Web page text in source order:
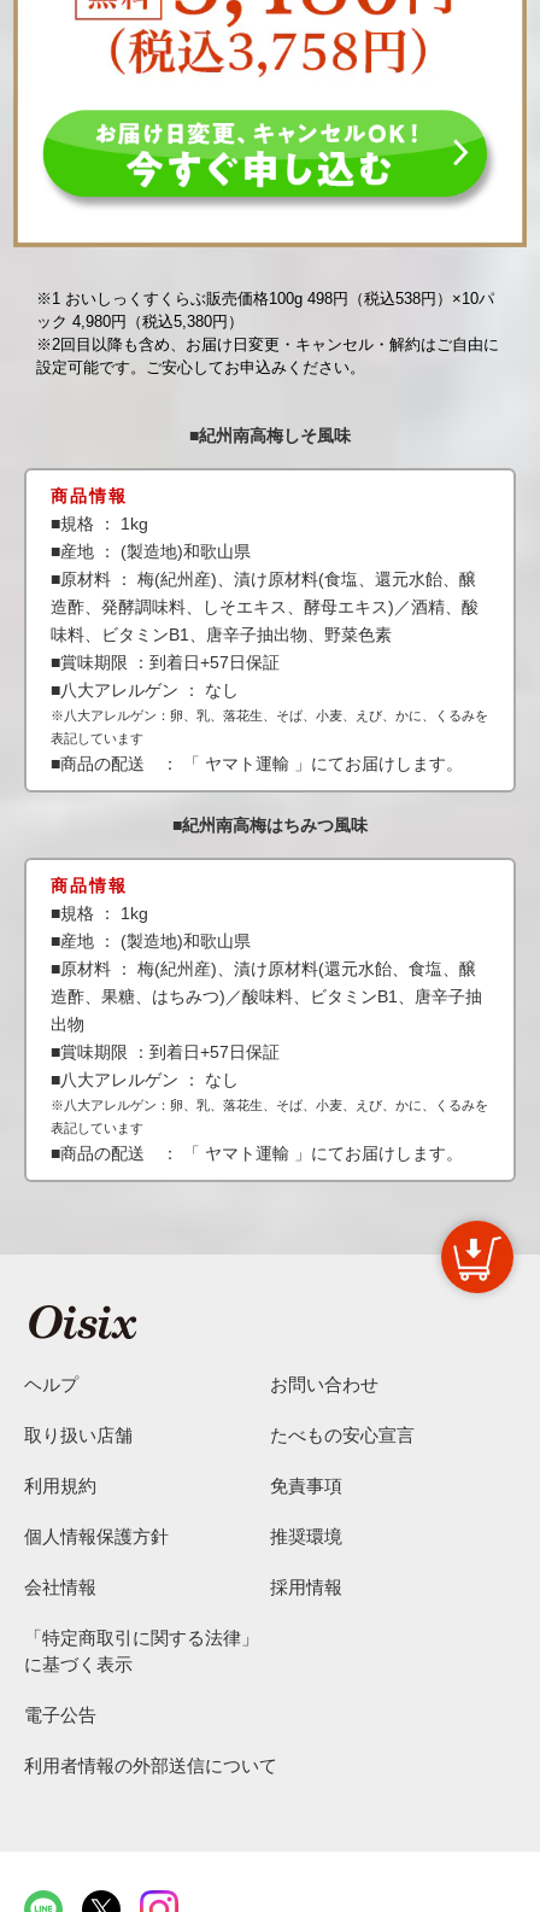
※1 おいしっくすくらぶ販売価格100g 498円（税込538円）×10パ
ック 4,980円（税込5,380円）
※2回目以降も含め、お届け日変更・キャンセル・解約はご自由に
設定可能です。ご安心してお申込みください。
■紀州南高梅しそ風味
商品情報
■規格 ： 1kg
■産地 ： (製造地)和歌山県
■原材料 ： 梅(紀州産)、漬け原材料(食塩、還元水飴、醸
造酢、発酵調味料、しそエキス、酵母エキス)／酒精、酸
味料、ビタミンB1、唐辛子抽出物、野菜色素
■賞味期限 ：到着日+57日保証
■八大アレルゲン ： なし
※八大アレルゲン：卵、乳、落花生、そば、小麦、えび、かに、くるみを
表記しています
■商品の配送 ： 「 ヤマト運輸 」にてお届けします。
■紀州南高梅はちみつ風味
商品情報
■規格 ： 1kg
■産地 ： (製造地)和歌山県
■原材料 ： 梅(紀州産)、漬け原材料(還元水飴、食塩、醸
造酢、果糖、はちみつ)／酸味料、ビタミンB1、唐辛子抽
出物
■賞味期限 ：到着日+57日保証
■八大アレルゲン ： なし
※八大アレルゲン：卵、乳、落花生、そば、小麦、えび、かに、くるみを
表記しています
■商品の配送 ： 「 ヤマト運輸 」にてお届けします。
ヘルプ お問い合わせ
取り扱い店舗 たべもの安心宣言
利用規約 免責事項
個人情報保護方針 推奨環境
会社情報 採用情報
「特定商取引に関する法律」
に基づく表示
電子公告
利用者情報の外部送信について